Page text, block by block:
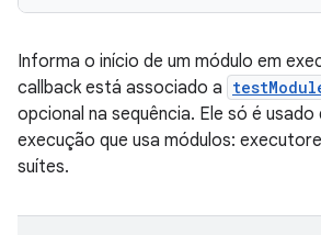
Informa o início de um módulo em
callback está associado a
opcional na sequência. Ele só é usado
execução que usa módulos:
suítes.